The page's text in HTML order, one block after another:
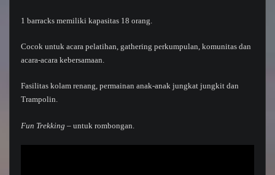
1 barracks memiliki kapasitas 18 orang.
Cocok untuk acara pelatihan, gathering perkumpulan, komunitas dan
acara-acara kebersamaan.
Fasilitas kolam renang, permainan anak-anak jungkat jungkit dan
Trampolin.
Fun Trekking – untuk rombongan.